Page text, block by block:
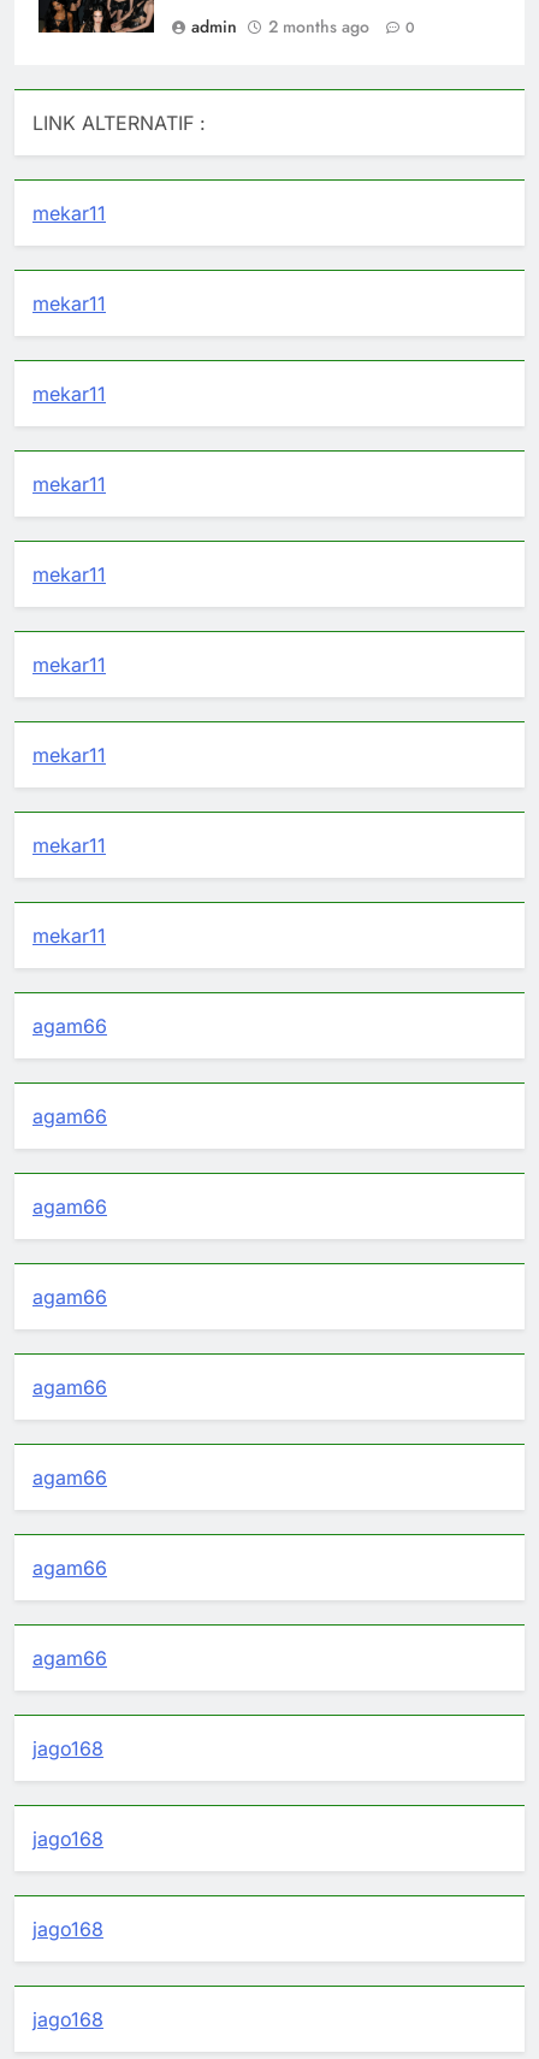
admin
2 months ago 0
LINK ALTERNATIF :
mekar11
mekar11
mekar11
mekar11
mekar11
mekar11
mekar11
mekar11
mekar11
agam66
agam66
agam66
agam66
agam66
agam66
agam66
agam66
jago168
jago168
jago168
jago168